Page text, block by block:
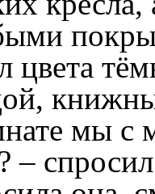
цвета
мы с
–